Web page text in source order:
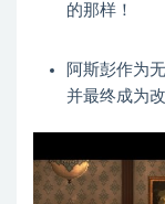
的那样！
阿斯彭作为
并最终成为